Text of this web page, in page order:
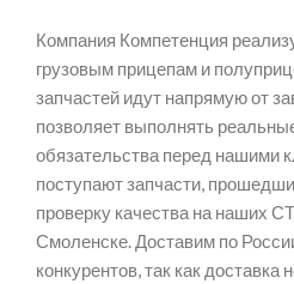
Компания Компетенция
грузовым прицепам и
запчастей идут напрямую от
позволяет выполнять
обязательства перед нашими
поступают запчасти,
проверку качества на наших
Смоленске. Доставим по
конкурентов, так как доставка